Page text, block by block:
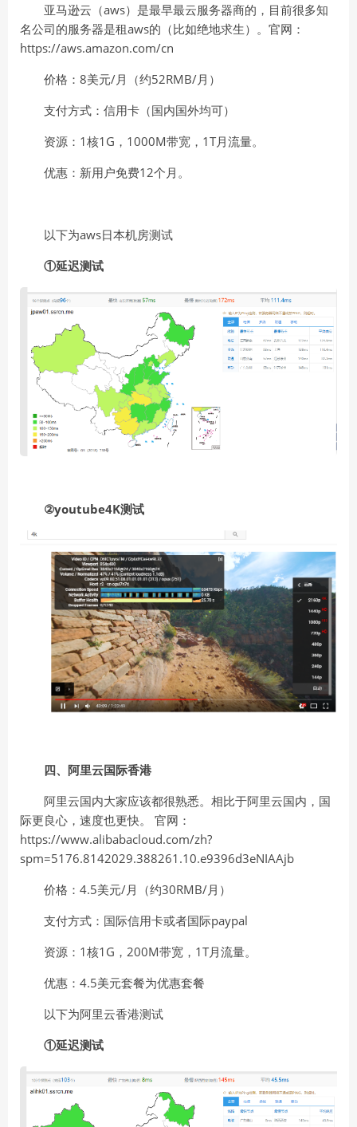
亚马逊云（aws）是最早最云服务器商的，目前很多知
名公司的服务器是租aws的（比如绝地求生）。官网：
https://aws.amazon.com/cn
价格：8美元/月（约52RMB/月）
支付方式：信用卡（国内国外均可）
资源：1核1G，1000M带宽，1T月流量。
优惠：新用户免费12个月。
以下为aws日本机房测试
①延迟测试
②youtube4K测试
四、阿里云国际香港
阿里云国内大家应该都很熟悉。相比于阿里云国内，国
际更良心，速度也更快。 官网：
https://www.alibabacloud.com/zh?
spm=5176.8142029.388261.10.e9396d3eNIAAjb
价格：4.5美元/月（约30RMB/月）
支付方式：国际信用卡或者国际paypal
资源：1核1G，200M带宽，1T月流量。
优惠：4.5美元套餐为优惠套餐
以下为阿里云香港测试
①延迟测试